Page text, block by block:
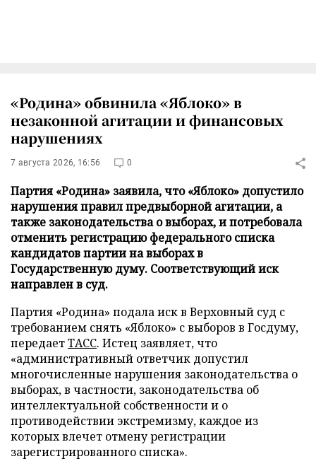
«Родина» обвинила «Яблоко» в
незаконной агитации и финансовых
нарушениях
7 августа 2026, 16:56 0
Партия «Родина» заявила, что «Яблоко» допустило
нарушения правил предвыборной агитации, а
также законодательства о выборах, и потребовала
отменить регистрацию федерального списка
кандидатов партии на выборах в
Государственную думу. Соответствующий иск
направлен в суд.
Партия «Родина» подала иск в Верховный суд с
требованием снять «Яблоко» с выборов в Госдуму,
передаетТАСС. Истец заявляет, что
«административный ответчик допустил
многочисленные нарушения законодательства о
выборах, в частности, законодательства об
интеллектуальной собственности и о
противодействии экстремизму, каждое из
которых влечет отмену регистрации
зарегистрированного списка».